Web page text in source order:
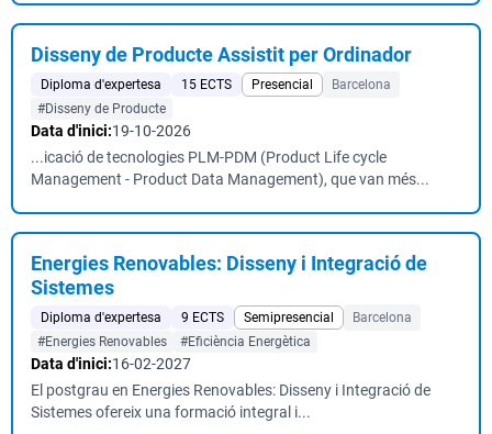
Disseny de Producte Assistit per Ordinador
Diploma d'expertesa 15 ECTS Presencial
Barcelona
#Disseny de Producte
Data d'inici:19-10-2026
...icació de tecnologies PLM-PDM (Product Life cycle
Management - Product Data Management), que van més...
Energies Renovables: Disseny i Integració de
Sistemes
Diploma d'expertesa 9 ECTS Semipresencial
Barcelona
#Energies Renovables
#Eficiència Energètica
Data d'inici:16-02-2027
El postgrau en Energies Renovables: Disseny i Integració de
Sistemes ofereix una formació integral i...